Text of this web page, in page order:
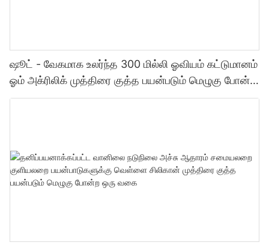
ஷூட் - வேகமாக உலர்ந்த 300 மில்லி ஓவியம் கட்டுமானம்
ஓம் அக்ரிலிக் முத்திரை குத்த பயன்படும் மெழுகு போன்ற
ஒரு வகை முத்திரை குத்த பயன்படும் மெழுகு போன்ற